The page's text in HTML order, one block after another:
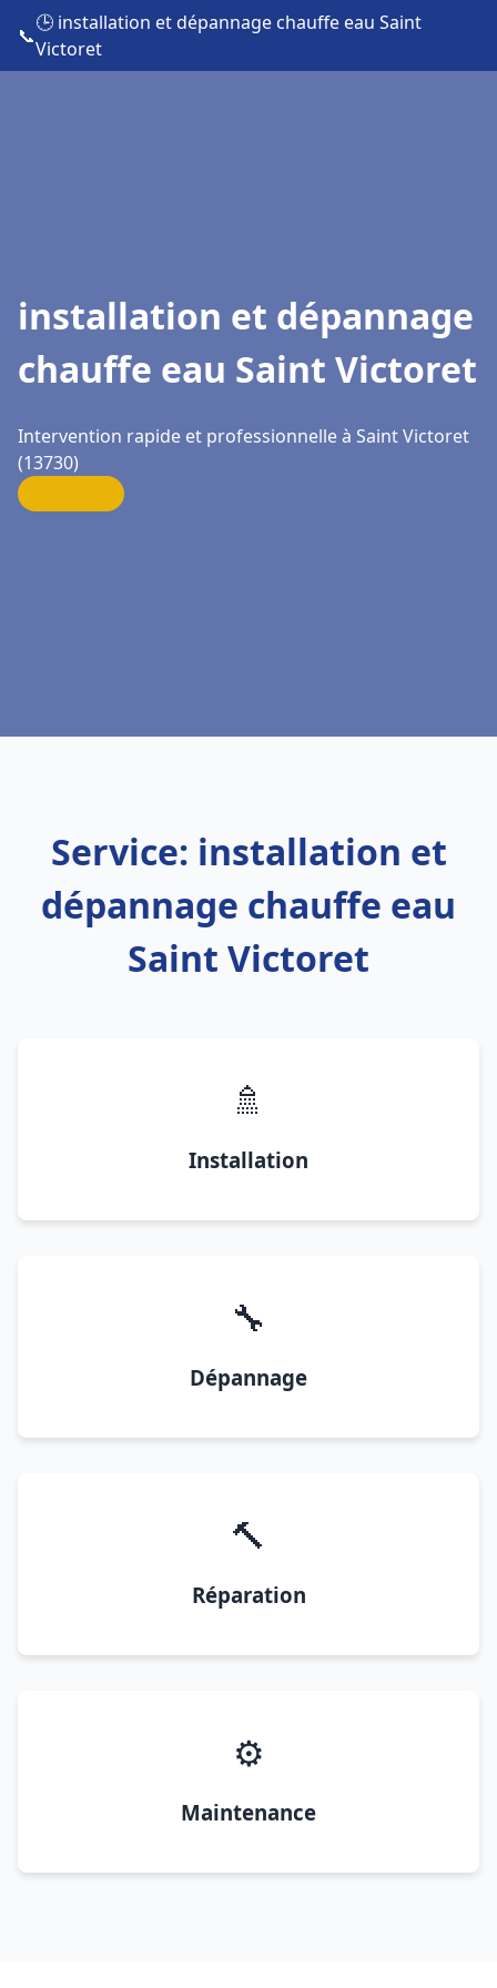
📞
🕒 installation et dépannage chauffe eau Saint
Victoret
installation et dépannage
chauffe eau Saint Victoret
Intervention rapide et professionnelle à Saint Victoret
(13730)
Service: installation et
dépannage chauffe eau
Saint Victoret
🚿
Installation
🔧
Dépannage
🔨
Réparation
⚙️
Maintenance